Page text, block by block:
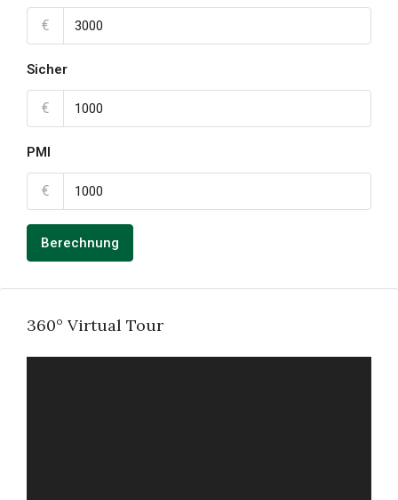
€
Sicher
€
PMI
€
Berechnung
360° Virtual Tour